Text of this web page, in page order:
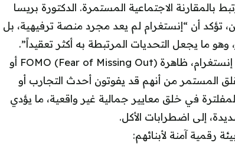
من القلق المرتبط بالمقارنة الاجتماعية المستمرة. الدكتورة بريسا
تؤكد أن “إنستغرام لم يعد مجرد منصة ترفيهية، بل
ما يجعل التحديات المرتبطة به أكثر تعقيداً”.
من بين أبرز التحديات التي تواجه المراهقين على إنستغرام، ظاهرة FOMO (Fear of Missing Out) أو
المستمر من أنهم قد يفوتون أحدث التجارب أو
في خلق معايير جمالية غير واقعية، ما يؤدي
إلى اضطرابات الأكل.
رقمية آمنة لأبنائهم: